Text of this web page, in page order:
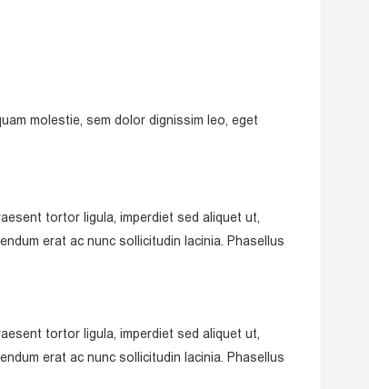
molestie, sem dolor dignissim leo, eget
tortor ligula, imperdiet sed aliquet ut,
erat ac nunc sollicitudin lacinia. Phasellus
tortor ligula, imperdiet sed aliquet ut,
erat ac nunc sollicitudin lacinia. Phasellus